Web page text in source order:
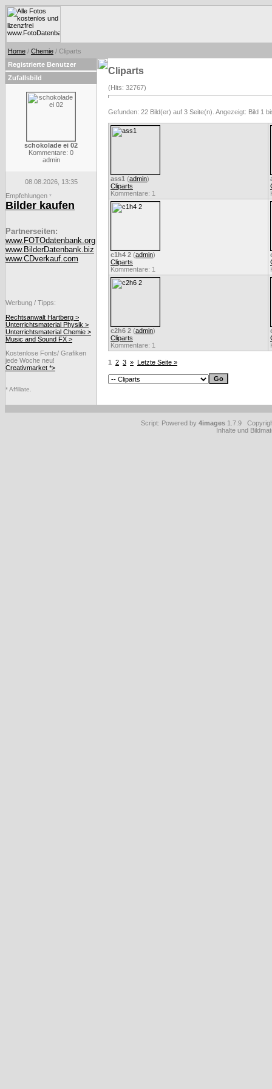
Home / Chemie / Cliparts
Registrierte Benutzer
Zufallsbild
schokolade ei 02
Kommentare: 0
admin
08.08.2026, 13:35
Empfehlungen *
Bilder kaufen
Partnerseiten:
www.FOTOdatenbank.org
www.BilderDatenbank.biz
www.CDverkauf.com
Werbung / Tipps:
Rechtsanwalt Hartberg >
Unterrichtsmaterial Physik >
Unterrichtsmaterial Chemie >
Music and Sound FX >
Kostenlose Fonts/ Grafiken
jede Woche neu!
Creativmarket *>
* Affiliate.
Cliparts
(Hits: 32767)
Gefunden: 22 Bild(er) auf 3 Seite(n). Angezeigt: Bild 1
ass1 (admin)
Cliparts
Kommentare: 1
c1h4 2 (admin)
Cliparts
Kommentare: 1
c2h6 2 (admin)
Cliparts
Kommentare: 1
1 2 3 » Letzte Seite »
Script: Powered by 4images 1.7.9
Inhalte und